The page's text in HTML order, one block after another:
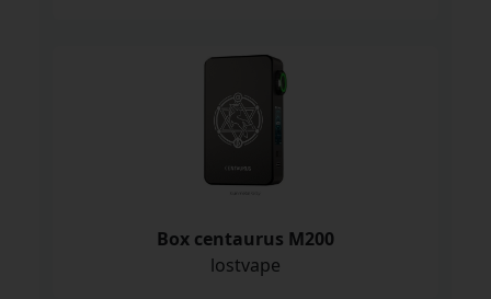
Box centaurus M200
lostvape